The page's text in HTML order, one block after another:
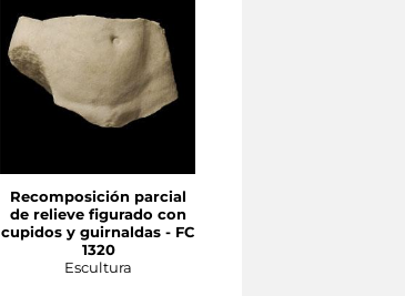
Recomposición parcial
de relieve figurado con
cupidos y guirnaldas - FC
1320
Escultura